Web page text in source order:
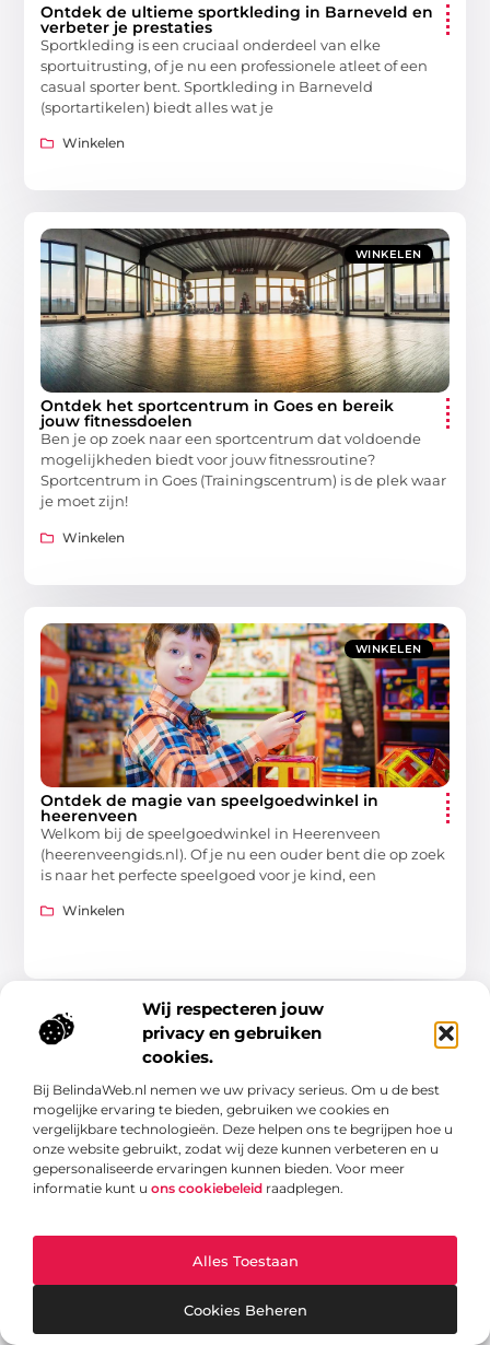
Wij respecteren jouw
privacy en gebruiken
cookies.
Bij BelindaWeb.nl nemen we uw privacy serieus. Om u de best
mogelijke ervaring te bieden, gebruiken we cookies en
vergelijkbare technologieën. Deze helpen ons te begrijpen hoe u
onze website gebruikt, zodat wij deze kunnen verbeteren en u
gepersonaliseerde ervaringen kunnen bieden. Voor meer
informatie kunt u ons cookiebeleid raadplegen.
Alles Toestaan
Cookies Beheren
Ontdek de ultieme sportkleding in Barneveld en
verbeter je prestaties
Sportkleding is een cruciaal onderdeel van elke
sportuitrusting, of je nu een professionele atleet of een
casual sporter bent. Sportkleding in Barneveld
(sportartikelen) biedt alles wat je
Winkelen
WINKELEN
Ontdek het sportcentrum in Goes en bereik
jouw fitnessdoelen
Ben je op zoek naar een sportcentrum dat voldoende
mogelijkheden biedt voor jouw fitnessroutine?
Sportcentrum in Goes (Trainingscentrum) is de plek waar
je moet zijn!
Winkelen
WINKELEN
Ontdek de magie van speelgoedwinkel in
heerenveen
Welkom bij de speelgoedwinkel in Heerenveen
(heerenveengids.nl). Of je nu een ouder bent die op zoek
is naar het perfecte speelgoed voor je kind, een
Winkelen
Ontdek de snackbar in Kampen en haar
Kampen (Kampen Gids) biedt een